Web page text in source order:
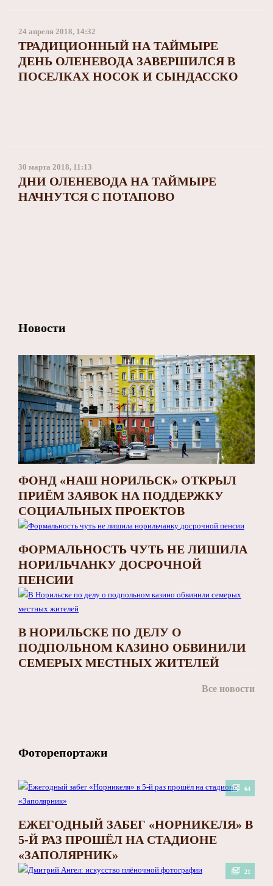
24 апреля 2018, 14:32
ТРАДИЦИОННЫЙ НА ТАЙМЫРЕ
ДЕНЬ ОЛЕНЕВОДА ЗАВЕРШИЛСЯ В
ПОСЕЛКАХ НОСОК И СЫНДАССКО
30 марта 2018, 11:13
ДНИ ОЛЕНЕВОДА НА ТАЙМЫРЕ
НАЧНУТСЯ С ПОТАПОВО
Новости
ФОНД «НАШ НОРИЛЬСК» ОТКРЫЛ
ПРИЁМ ЗАЯВОК НА ПОДДЕРЖКУ
СОЦИАЛЬНЫХ ПРОЕКТОВ
ФОРМАЛЬНОСТЬ ЧУТЬ НЕ ЛИШИЛА
НОРИЛЬЧАНКУ ДОСРОЧНОЙ
ПЕНСИИ
В НОРИЛЬСКЕ ПО ДЕЛУ О
ПОДПОЛЬНОМ КАЗИНО ОБВИНИЛИ
СЕМЕРЫХ МЕСТНЫХ ЖИТЕЛЕЙ
Все новости
Фоторепортажи
64
ЕЖЕГОДНЫЙ ЗАБЕГ «НОРНИКЕЛЯ» В
5-Й РАЗ ПРОШЁЛ НА СТАДИОНЕ
«ЗАПОЛЯРНИК»
21